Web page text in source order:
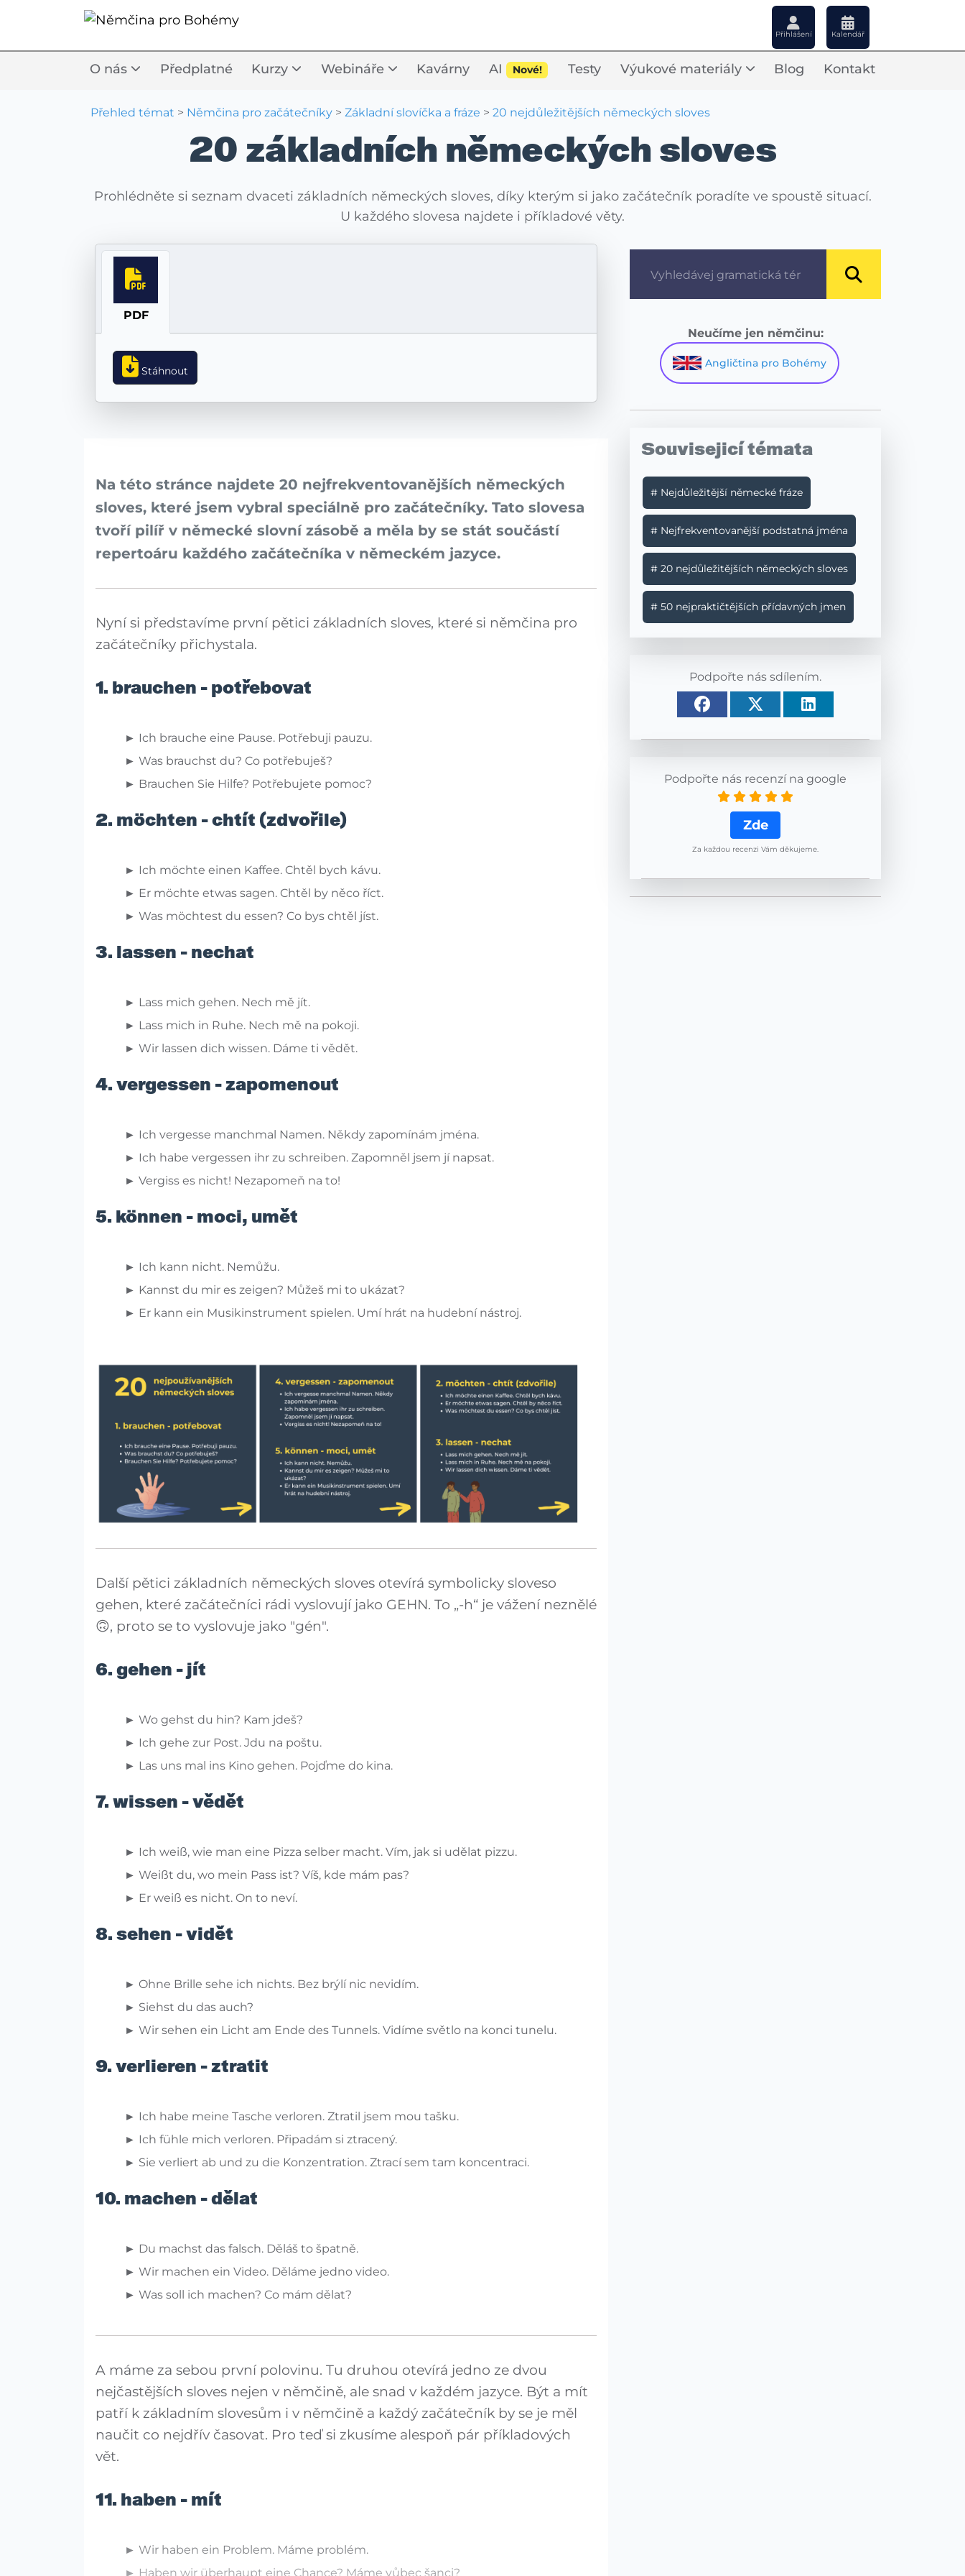
Přihlášení Kalendář
O nás Předplatné Kurzy Webináře Kavárny AI Nové! Testy Výukové materiály Blog Kontakt
Přehled témat > Němčina pro začátečníky > Základní slovíčka a fráze > 20 nejdůležitějších německých sloves
20 základních německých sloves
Prohlédněte si seznam dvaceti základních německých sloves, díky kterým si jako začátečník poradíte ve spoustě situací.
U každého slovesa najdete i příkladové věty.
PDF
Stáhnout
Na této stránce najdete 20 nejfrekventovanějších německých
sloves, které jsem vybral speciálně pro začátečníky. Tato slovesa
tvoří pilíř v německé slovní zásobě a měla by se stát součástí
repertoáru každého začátečníka v německém jazyce.
Nyní si představíme první pětici základních sloves, které si němčina pro
začátečníky přichystala.
1. brauchen - potřebovat
► Ich brauche eine Pause. Potřebuji pauzu.
► Was brauchst du? Co potřebuješ?
► Brauchen Sie Hilfe? Potřebujete pomoc?
2. möchten - chtít (zdvořile)
► Ich möchte einen Kaffee. Chtěl bych kávu.
► Er möchte etwas sagen. Chtěl by něco říct.
► Was möchtest du essen? Co bys chtěl jíst.
3. lassen - nechat
► Lass mich gehen. Nech mě jít.
► Lass mich in Ruhe. Nech mě na pokoji.
► Wir lassen dich wissen. Dáme ti vědět.
4. vergessen - zapomenout
► Ich vergesse manchmal Namen. Někdy zapomínám jména.
► Ich habe vergessen ihr zu schreiben. Zapomněl jsem jí napsat.
► Vergiss es nicht! Nezapomeň na to!
5. können - moci, umět
► Ich kann nicht. Nemůžu.
► Kannst du mir es zeigen? Můžeš mi to ukázat?
► Er kann ein Musikinstrument spielen. Umí hrát na hudební nástroj.
Další pětici základních německých sloves otevírá symbolicky sloveso
gehen, které začátečníci rádi vyslovují jako GEHN. To „-h“ je vážení neznělé
🙃, proto se to vyslovuje jako "gén".
6. gehen - jít
► Wo gehst du hin? Kam jdeš?
► Ich gehe zur Post. Jdu na poštu.
► Las uns mal ins Kino gehen. Pojďme do kina.
7. wissen - vědět
► Ich weiß, wie man eine Pizza selber macht. Vím, jak si udělat pizzu.
► Weißt du, wo mein Pass ist? Víš, kde mám pas?
► Er weiß es nicht. On to neví.
8. sehen - vidět
► Ohne Brille sehe ich nichts. Bez brýlí nic nevidím.
► Siehst du das auch?
► Wir sehen ein Licht am Ende des Tunnels. Vidíme světlo na konci tunelu.
9. verlieren - ztratit
► Ich habe meine Tasche verloren. Ztratil jsem mou tašku.
► Ich fühle mich verloren. Připadám si ztracený.
► Sie verliert ab und zu die Konzentration. Ztrací sem tam koncentraci.
10. machen - dělat
► Du machst das falsch. Děláš to špatně.
► Wir machen ein Video. Děláme jedno video.
► Was soll ich machen? Co mám dělat?
A máme za sebou první polovinu. Tu druhou otevírá jedno ze dvou
nejčastějších sloves nejen v němčině, ale snad v každém jazyce. Být a mít
patří k základním slovesům i v němčině a každý začátečník by se je měl
naučit co nejdřív časovat. Pro teď si zkusíme alespoň pár příkladových
vět.
11. haben - mít
► Wir haben ein Problem. Máme problém.
► Haben wir überhaupt eine Chance? Máme vůbec šanci?
Neučíme jen němčinu:
Angličtina pro Bohémy
Souvisejicí témata
# Nejdůležitější německé fráze
# Nejfrekventovanější podstatná jména
# 20 nejdůležitějších německých sloves
# 50 nejpraktičtějších přídavných jmen
Podpořte nás sdílením.
Podpořte nás recenzí na google
Zde
Za každou recenzi Vám děkujeme.